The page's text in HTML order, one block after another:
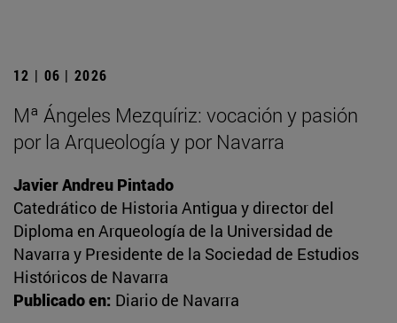
12 | 06 | 2026
Mª Ángeles Mezquíriz: vocación y pasión
por la Arqueología y por Navarra
Javier Andreu Pintado
Catedrático de Historia Antigua y director del
Diploma en Arqueología de la Universidad de
Navarra y Presidente de la Sociedad de Estudios
Históricos de Navarra
Publicado en: Diario de Navarra